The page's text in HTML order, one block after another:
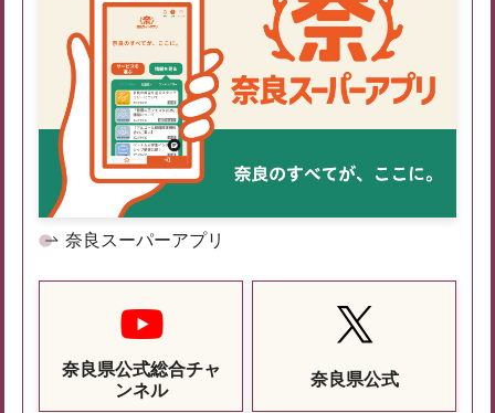
奈良スーパーアプリ
奈良県公式総合チャ
ンネル
奈良県公式